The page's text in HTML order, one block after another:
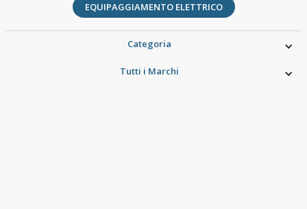
EQUIPAGGIAMENTO ELETTRICO
Categoria
Tutti i Marchi